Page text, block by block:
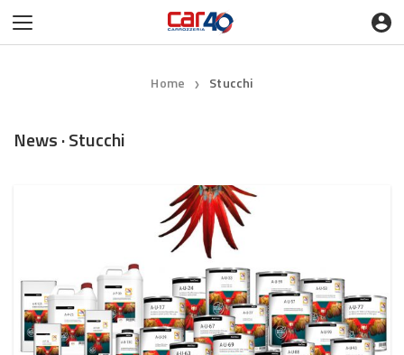
Home ❯ Stucchi
News · Stucchi